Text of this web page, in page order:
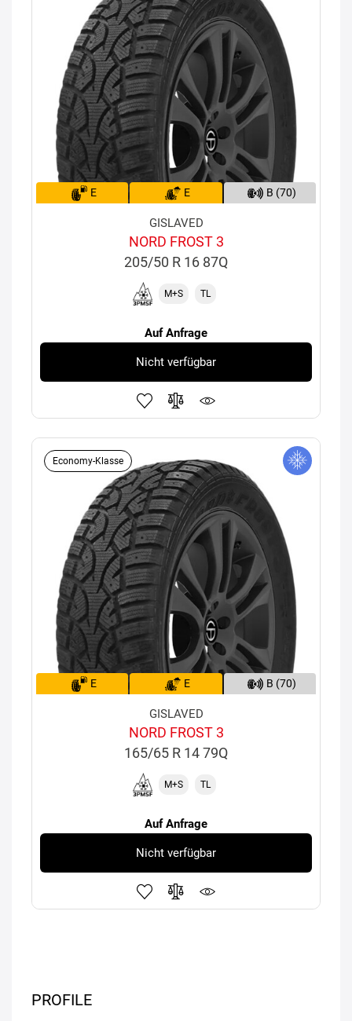
E E B (70)
GISLAVED
NORD FROST 3
205/50 R 16 87Q
M+S TL
Auf Anfrage
Nicht verfügbar
Economy-Klasse
E E B (70)
GISLAVED
NORD FROST 3
165/65 R 14 79Q
M+S TL
Auf Anfrage
Nicht verfügbar
PROFILE